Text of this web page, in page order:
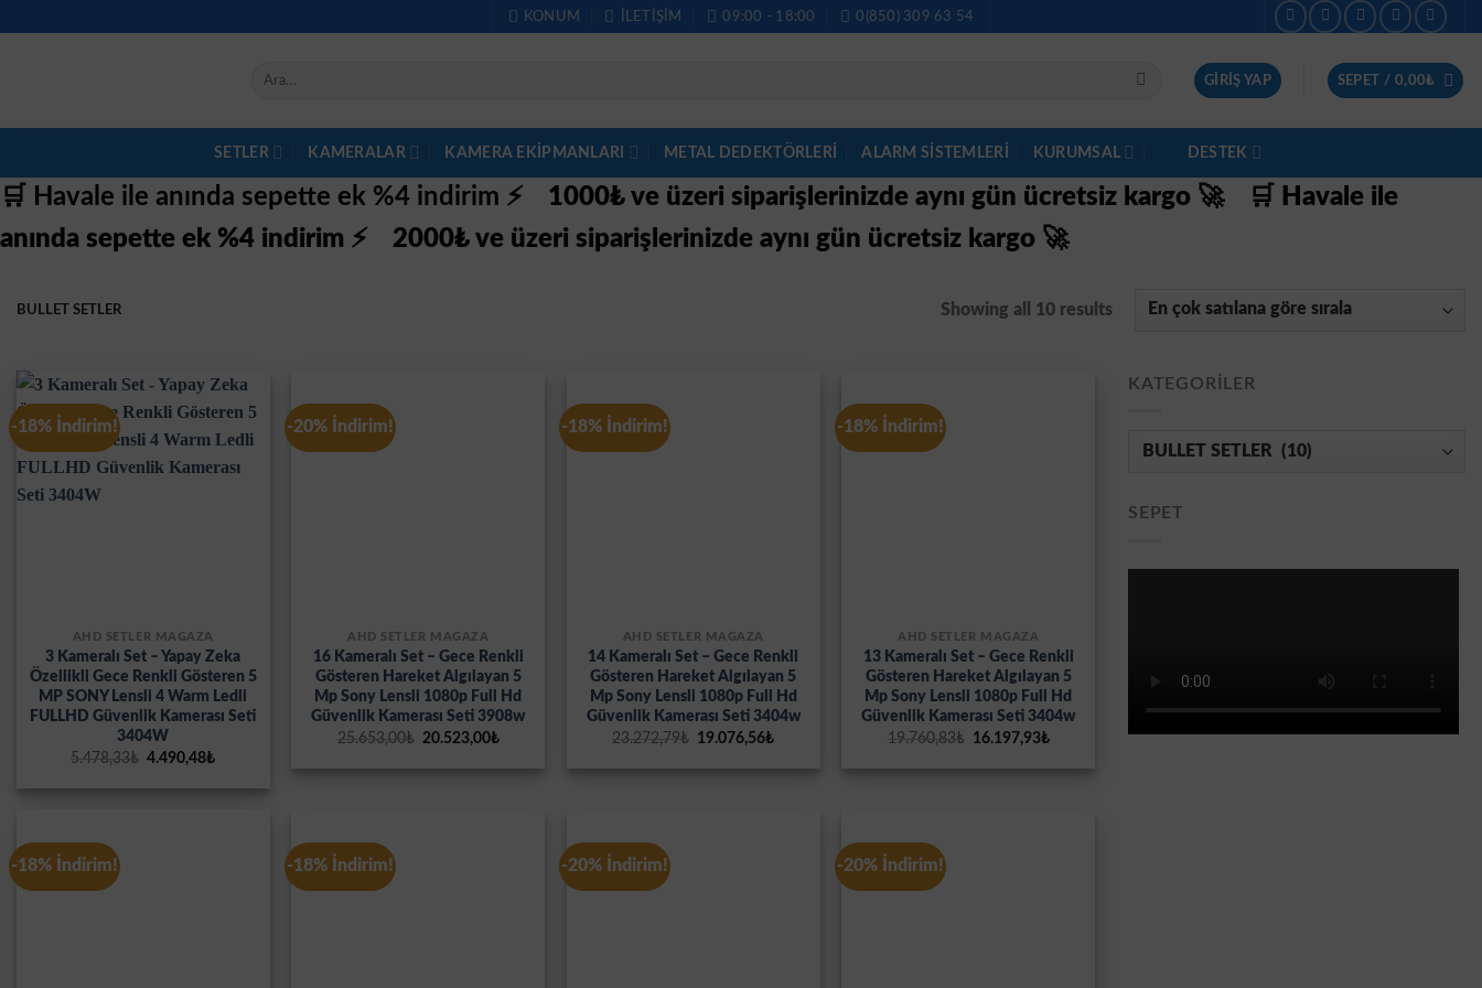
KONUM İLETIŞIM 09:00 - 18:00 0(850) 309 63 54
Ara:
GIRIŞ YAP SEPET / 0,00₺
SETLER KAMERALAR KAMERA EKİPMANLARI METAL DEDEKTÖRLERI ALARM SISTEMLERI KURUMSAL DESTEK
🛒 Havale ile anında sepette ek %4 indirim ⚡ 1000₺ ve üzeri siparişlerinizde aynı gün ücretsiz kargo 🚀
🛒 Havale ile
anında sepette ek %4 indirim ⚡
2000₺ ve üzeri siparişlerinizde aynı gün ücretsiz kargo 🚀
BULLET SETLER Showing all 10 results
-18% İndirim!
AHD SETLER MAĞAZA
3 Kameralı Set – Yapay Zeka
Özellikli Gece Renkli Gösteren 5
MP SONY Lensli 4 Warm Ledli
FULLHD Güvenlik Kamerası Seti
3404W
5.478,33₺ Orijinal
5.478,33₺.
4.490,48₺Şu
fiyat:
-20% İndirim!
AHD SETLER MAĞAZA
16 Kameralı Set – Gece Renkli
Gösteren Hareket Algılayan 5
Mp Sony Lensli 1080p Full Hd
Güvenlik Kamerası Seti 3908w
25.653,00₺ Orijinal
25.653,00₺.
20.523,00₺Şu
fiyat:
-18% İndirim!
AHD SETLER MAĞAZA
14 Kameralı Set – Gece Renkli
Gösteren Hareket Algılayan 5
Mp Sony Lensli 1080p Full Hd
Güvenlik Kamerası Seti 3404w
23.272,79₺ Orijinal
23.272,79₺.
19.076,56₺Şu
fiyat:
-18% İndirim!
AHD SETLER MAĞAZA
13 Kameralı Set – Gece Renkli
Gösteren Hareket Algılayan 5
Mp Sony Lensli 1080p Full Hd
Güvenlik Kamerası Seti 3404w
19.760,83₺ Orijinal
19.760,83₺.
16.197,93₺Şu
fiyat:
-18% İndirim! -18% İndirim! -20% İndirim! -20% İndirim!
KATEGORILER
SEPET